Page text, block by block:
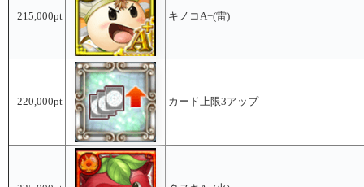
215,000pt キノコA+(雷)
220,000pt カード上限3アップ